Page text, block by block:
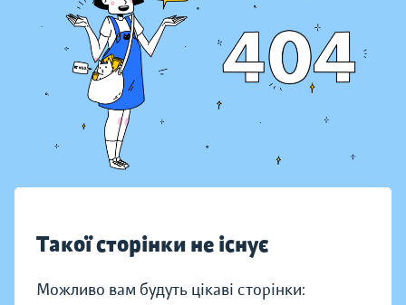
Такої сторінки не існує
Можливо вам будуть цікаві сторінки: